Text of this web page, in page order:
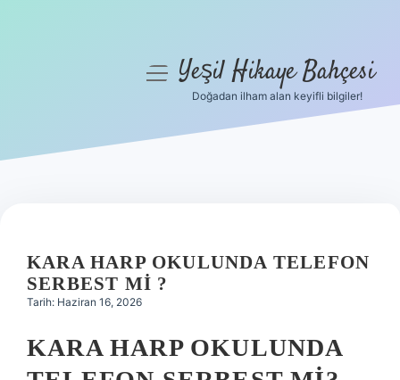
Hakkımızda
menüyüYeşil Hikaye Bahçesi
Doğadan ilham alan keyifli bilgiler!
KARA HARP OKULUNDA TELEFON
SERBEST MI ?
Tarih: Haziran 16, 2026
KARA HARP OKULUNDA